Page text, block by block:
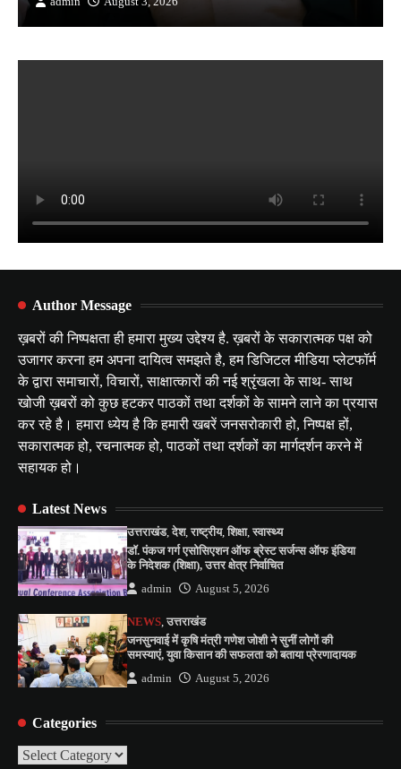
Author Message
ख़बरों की निष्पक्षता ही हमारा मुख्य उद्देश्य है. ख़बरों के सकारात्मक पक्ष को
उजागर करना हम अपना दायित्व समझते है, हम डिजिटल मीडिया प्लेटफॉर्म
के द्वारा समाचारों, विचारों, साक्षात्कारों की नई श्रृंखला के साथ- साथ
खोजी ख़बरों को कुछ हटकर पाठकों तथा दर्शकों के सामने लाने का प्रयास
कर रहे है। हमारा ध्येय है कि हमारी खबरें जनसरोकारी हो, निष्पक्ष हों,
सकारात्मक हो, रचनात्मक हो, पाठकों तथा दर्शकों का मार्गदर्शन करने में
सहायक हो।
Latest News
उत्तराखंड,देश,राष्ट्रीय,शिक्षा,स्वास्थ्य
डॉ. पंकज गर्ग एसोसिएशन ऑफ ब्रेस्ट सर्जन्स ऑफ इंडिया
के निदेशक (शिक्षा), उत्तर क्षेत्र निर्वाचित
admin August 5, 2026
NEWS,उत्तराखंड
जनसुनवाई में कृषि मंत्री गणेश जोशी ने सुनीं लोगों की
समस्याएं, युवा किसान की सफलता को बताया प्रेरणादायक
admin August 5, 2026
Categories
Categories